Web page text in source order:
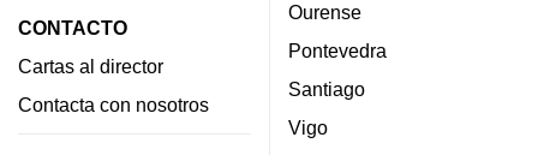
CONTACTO
Cartas al director
Contacta con nosotros
Ourense
Pontevedra
Santiago
Vigo